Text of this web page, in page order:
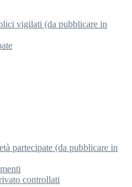
vigilati (da pubblicare in
partecipate (da pubblicare in
controllati